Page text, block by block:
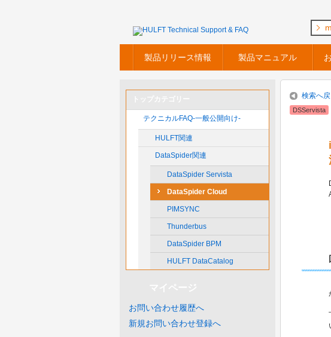
製品リリース情報 製品マニュアル
テクニカルFAQ-一般公開向け-
HULFT関連
DataSpider関連
DataSpider Servista
DataSpider Cloud
PIMSYNC
Thunderbus
DataSpider BPM
HULFT DataCatalog
お問い合わせ履歴へ
新規お問い合わせ登録へ
検索へ
DSServista